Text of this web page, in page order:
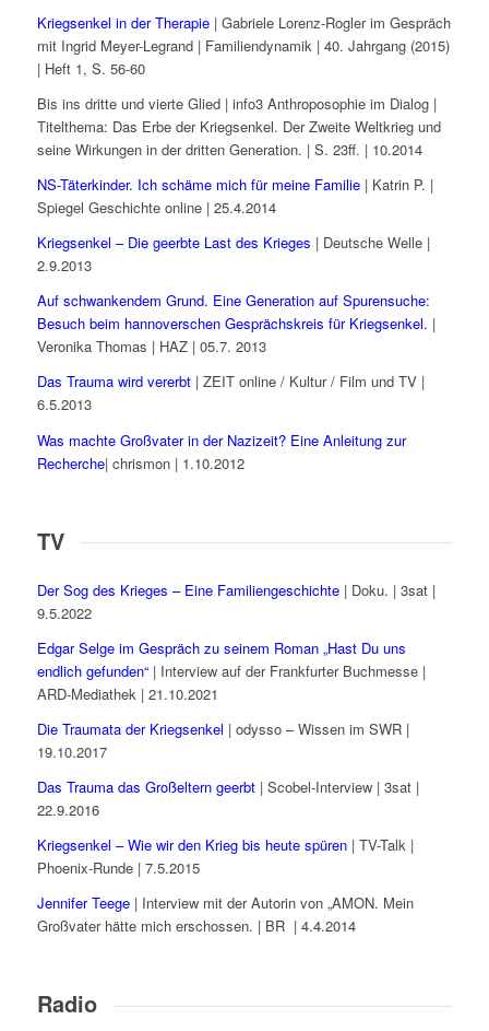
Kriegsenkel in der Therapie| Gabriele Lorenz-Rogler im Gespräch
mit Ingrid Meyer-Legrand | Familiendynamik | 40. Jahrgang (2015)
| Heft 1, S. 56-60
Bis ins dritte und vierte Glied | info3 Anthroposophie im Dialog |
Titelthema: Das Erbe der Kriegsenkel. Der Zweite Weltkrieg und
seine Wirkungen in der dritten Generation. | S. 23ff. | 10.2014
NS-Täterkinder. Ich schäme mich für meine Familie| Katrin P. |
Spiegel Geschichte online | 25.4.2014
Kriegsenkel – Die geerbte Last des Krieges | Deutsche Welle |
2.9.2013
Auf schwankendem Grund. Eine Generation auf Spurensuche:
Besuch beim hannoverschen Gesprächskreis für Kriegsenkel. |
Veronika Thomas | HAZ | 05.7. 2013
Das Trauma wird vererbt| ZEIT online / Kultur / Film und TV |
6.5.2013
Was machte Großvater in der Nazizeit? Eine Anleitung zur
Recherche| chrismon | 1.10.2012
TV
Der Sog des Krieges – Eine Familiengeschichte| Doku. | 3sat |
9.5.2022
Edgar Selge im Gespräch zu seinem Roman „Hast Du uns
endlich gefunden“| Interview auf der Frankfurter Buchmesse |
ARD-Mediathek | 21.10.2021
Die Traumata der Kriegsenkel | odysso – Wissen im SWR |
19.10.2017
Das Trauma das Großeltern geerbt| Scobel-Interview | 3sat |
22.9.2016
Kriegsenkel – Wie wir den Krieg bis heute spüren| TV-Talk |
Phoenix-Runde | 7.5.2015
Jennifer Teege| Interview mit der Autorin von „AMON. Mein
Großvater hätte mich erschossen. | BR | 4.4.2014
Radio